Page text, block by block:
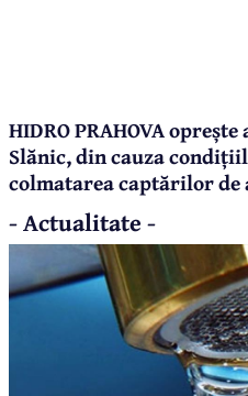
HIDRO PRAHOVA
Slănic, din cauza
colmatarea captărilor de
- Actualitate -